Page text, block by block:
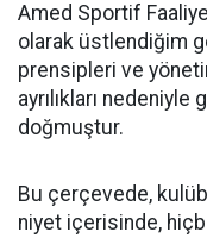
Amed Sportif
olarak üstlendiğim
prensipleri ve
ayrılıkları
doğmuştur.
Bu çerçevede,
niyet içerisinde,